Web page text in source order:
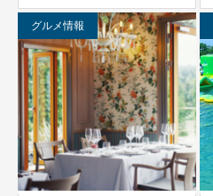
ゼ…
グルメ情報